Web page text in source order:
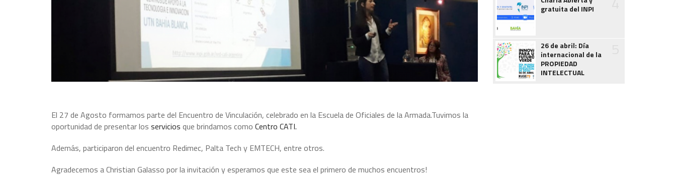
El 27 de Agosto formamos parte del Encuentro de Vinculación, celebrado en la Escuela de Oficiales de la Armada.Tuvimos la
oportunidad de presentar los servicios que brindamos como Centro CATI.
Además, participaron del encuentro Redimec, Palta Tech y EMTECH, entre otros.
Agradecemos a Christian Galasso por la invitación y esperamos que este sea el primero de muchos encuentros!
gratuita del INPI
26 de abril: Día
internacional de la
PROPIEDAD
INTELECTUAL